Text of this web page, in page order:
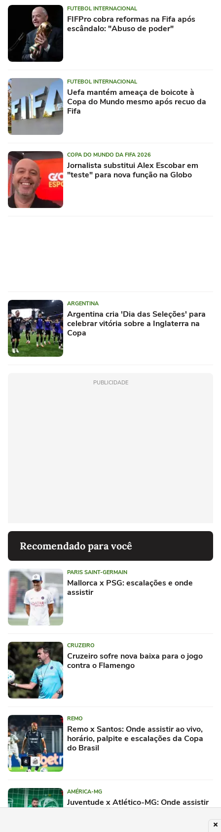
FUTEBOL INTERNACIONAL
FIFPro cobra reformas na Fifa após
escândalo: "Abuso de poder"
FUTEBOL INTERNACIONAL
Uefa mantém ameaça de boicote à
Copa do Mundo mesmo após recuo da
Fifa
COPA DO MUNDO DA FIFA 2026
Jornalista substitui Alex Escobar em
"teste" para nova função na Globo
ARGENTINA
Argentina cria 'Dia das Seleções' para
celebrar vitória sobre a Inglaterra na
Copa
PUBLICIDADE
Recomendado para você
PARIS SAINT-GERMAIN
Mallorca x PSG: escalações e onde
assistir
CRUZEIRO
Cruzeiro sofre nova baixa para o jogo
contra o Flamengo
REMO
Remo x Santos: Onde assistir ao vivo,
horário, palpite e escalações da Copa
do Brasil
AMÉRICA-MG
Juventude x Atlético-MG: Onde assistir
ao vivo, horário, palpite e escalações da